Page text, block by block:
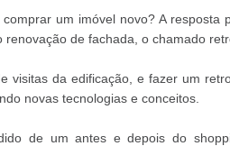
um imóvel novo? A resposta
de fachada, o chamado
visitas da edificação, e fazer um
novas tecnologias e conceitos.
de um antes e depois do